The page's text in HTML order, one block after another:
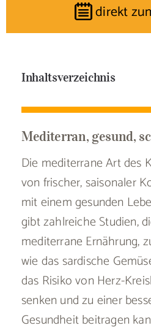
direkt
Inhaltsverzeichnis
Mediterran, gesund,
Die mediterrane Art des
von frischer, saisonaler
mit einem gesunden
gibt zahlreiche Studien,
mediterrane Ernährung,
wie das sardische
das Risiko von Herz-
senken und zu einer
Gesundheit beitragen